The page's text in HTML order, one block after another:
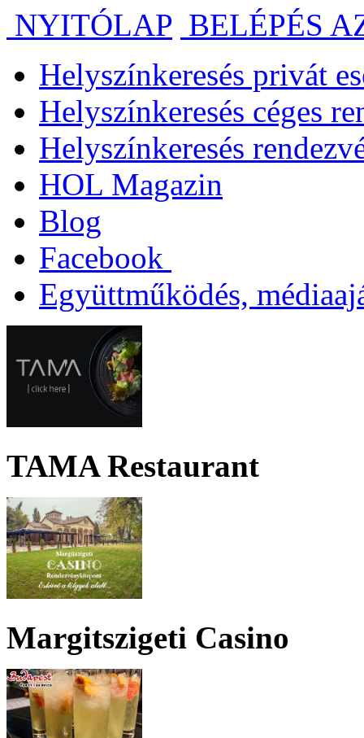
NYITÓLAP BELÉPÉS
Helyszínkeresés privát
Helyszínkeresés céges
Helyszínkeresés
HOL Magazin
Blog
Facebook
Együttműködés,
TAMA Restaurant
Margitszigeti Casino